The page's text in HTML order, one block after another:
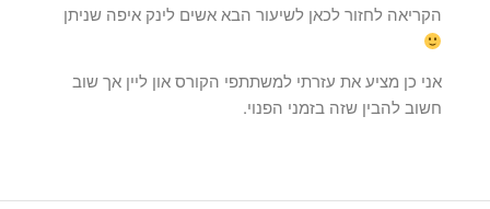
הקריאה לחזור לכאן לשיעור הבא אשים לינק איפה שניתן
אני כן מציע את עזרתי למשתתפי הקורס און ליין אך שוב
חשוב להבין שזה בזמני הפנוי.